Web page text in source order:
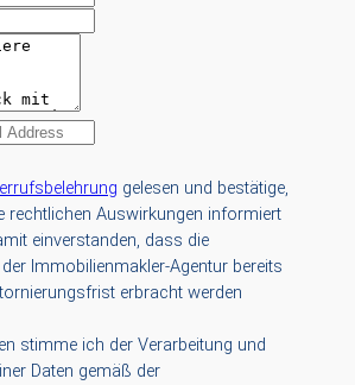
gelesen und bestätige,
rechtlichen Auswirkungen informiert
einverstanden, dass die
Immobilienmakler-Agentur bereits
erbracht werden
stimme ich der Verarbeitung und
Daten gemäß der